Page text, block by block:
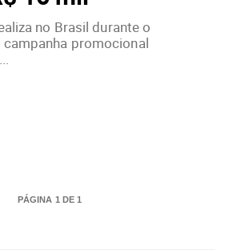
no Brasil durante o
promocional
PÁGINA 1 DE 1